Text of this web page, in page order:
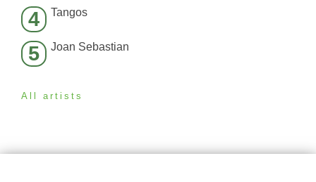
4 Tangos
5 Joan Sebastian
All artists